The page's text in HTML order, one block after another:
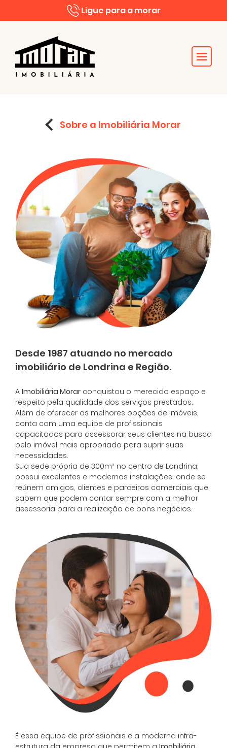
Ligamos Para Você
Digite seu nome e seu telefone que a
Imobiliária Morar liga para você:
Ligue para a morar
Cadastre-se para salvar
seus imóveis
Preencha seu e-mail para ter acesso aos
seus imóveis favoritos:
*
Sobre a Imobiliária Morar
Desde 1987 atuando no mercado
imobiliário de Londrina e Região.
A Imobiliária Morar conquistou o merecido espaço e
respeito pela qualidade dos serviços prestados.
Além de oferecer as melhores opções de imóveis,
conta com uma equipe de profissionais
capacitados para assessorar seus clientes na busca
pelo imóvel mais apropriado para suprir suas
necessidades.
Sua sede própria de 300m² no centro de Londrina,
possui excelentes e modernas instalações, onde se
reúnem amigos, clientes e parceiros comerciais que
sabem que podem contar sempre com a melhor
assessoria para a realização de bons negócios.
É essa equipe de profissionais e a moderna infra-